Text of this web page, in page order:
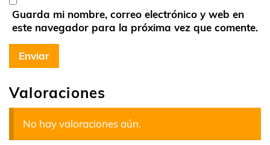
Valoraciones
No hay valoraciones aún.
Guarda mi nombre, correo electrónico y web en
este navegador para la próxima vez que comente.